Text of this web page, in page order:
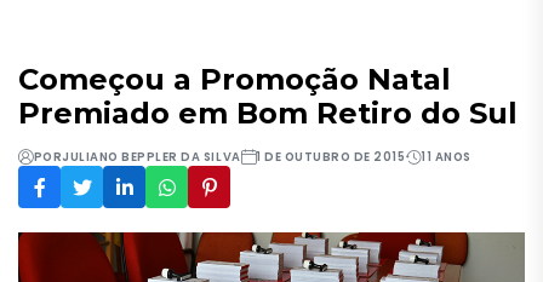
Começou a Promoção Natal
Premiado em Bom Retiro do Sul
PORJULIANO BEPPLER DA SILVA 1 DE OUTUBRO DE 2015 11 ANOS